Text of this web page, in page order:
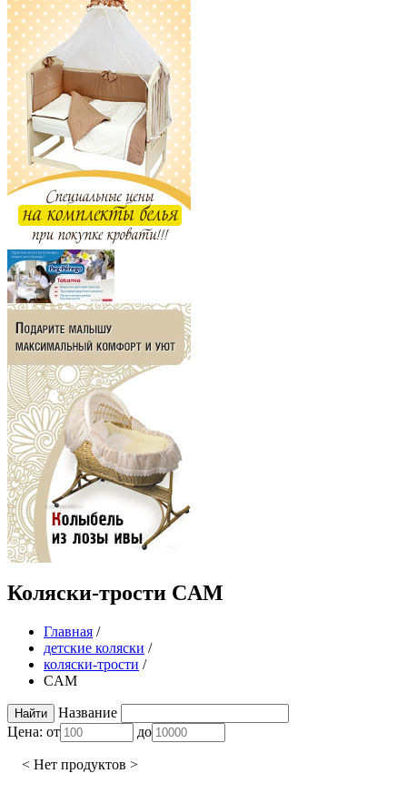
Коляски-трости CAM
Главная /
детские коляски /
коляски-трости /
CAM
Название
Цена: от до
< Нет продуктов >